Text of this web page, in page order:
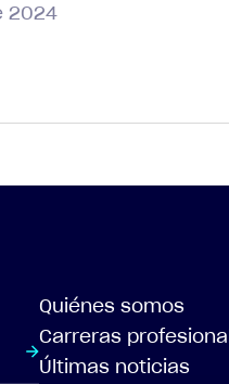
2024
Quiénes somos
Carreras
Últimas noticias